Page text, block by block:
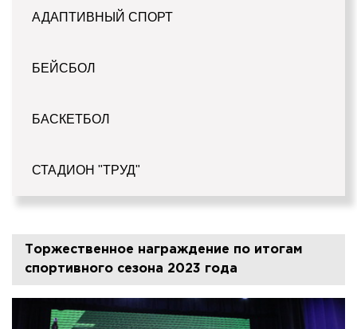
АДАПТИВНЫЙ СПОРТ
БЕЙСБОЛ
БАСКЕТБОЛ
СТАДИОН "ТРУД"
Торжественное награждение по итогам
спортивного сезона 2023 года